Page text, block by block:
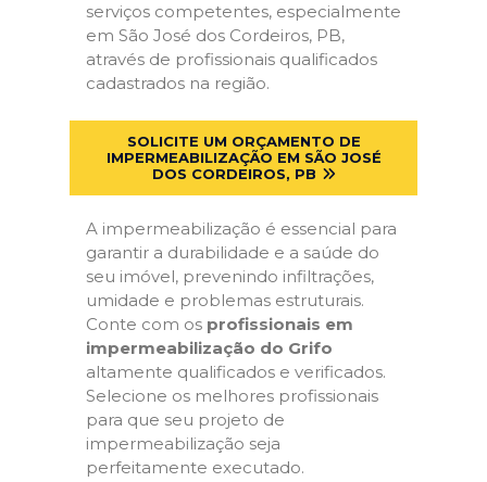
serviços competentes, especialmente
em São José dos Cordeiros, PB,
através de profissionais qualificados
cadastrados na região.
SOLICITE UM ORÇAMENTO DE
IMPERMEABILIZAÇÃO EM SÃO JOSÉ
DOS CORDEIROS, PB
A impermeabilização é essencial para
garantir a durabilidade e a saúde do
seu imóvel, prevenindo infiltrações,
umidade e problemas estruturais.
Conte com os profissionais em
impermeabilização do Grifo
altamente qualificados e verificados.
Selecione os melhores profissionais
para que seu projeto de
impermeabilização seja
perfeitamente executado.